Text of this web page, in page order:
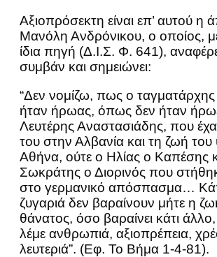
Αξιοπρόσεκτη είναι επ’ αυτού η
Μανόλη Ανδρόνικου, ο οποίος,
ίδια πηγή (Δ.Ι.Σ. Φ. 641),
συμβάν και σημειώνει:
“Δεν νομίζω, πως ο
ήταν ήρωας, όπως δεν ήταν
Λευτέρης Αναστασιάδης, που
του στην Αλβανία και τη ζωή
Αθήνα, ούτε ο Ηλίας ο Καπέσης
Σωκράτης ο Διορινός που
στο γερμανικό απόσπασμα…
ζυγαριά δεν βαραίνουν μήτε η
θάνατος, όσο βαραίνει κάτι
λέμε ανθρωπιά, αξιοπρέπεια,
λευτεριά”. (Εφ. Το Βήμα 1-4-81).